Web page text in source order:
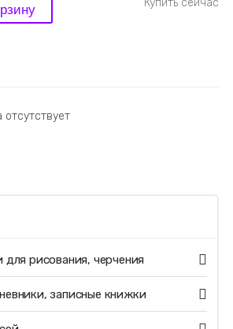
рисования, черчения
записные книжки